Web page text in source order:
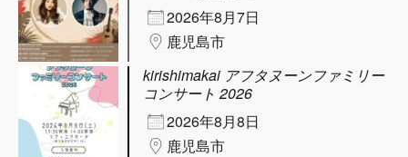
2026年8月7日
鹿児島市
kirishimakai アフタヌーンファミリー
コンサート 2026
2026年8月8日
鹿児島市